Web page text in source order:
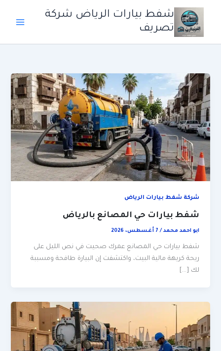
المحتوى
شفط بيارات الرياض شركة
تصريف
شركة شفط بيارات الرياض
شفط بيارات حي المصانع بالرياض
ابو احمد محمد/ 7 أغسطس، 2026
شفط بيارات حي المصانع عمرك صحيت في نص الليل على
ريحة كريهة مالية البيت، واكتشفت إن البيارة طافحة ومسببة
لك […]